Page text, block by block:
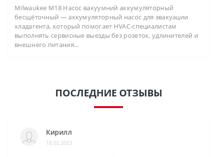
Milwaukee M18 Насос вакуумний аккумуляторный
бесщёточный — аккумуляторный насос для эвакуации
хладагента, который помогает HVAC-специалистам
выполнять сервисные выезды без розеток, удлинителей и
внешнего питания...
ПОСЛЕДНИЕ ОТЗЫВЫ
Кирилл
18.02.2023